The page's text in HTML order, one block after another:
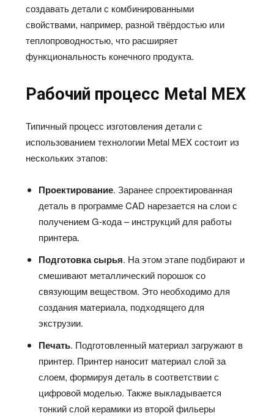
создавать детали с комбинированными
свойствами, например, разной твёрдостью или
теплопроводностью, что расширяет
функциональность конечного продукта.
Рабочий процесс Metal MEX
Типичный процесс изготовления детали с
использованием технологии Metal MEX состоит из
нескольких этапов:
Проектирование. Заранее спроектированная
деталь в программе CAD нарезается на слои с
получением G-кода – инструкций для работы
принтера.
Подготовка сырья. На этом этапе подбирают и
смешивают металлический порошок со
связующим веществом. Это необходимо для
создания материала, подходящего для
экструзии.
Печать. Подготовленный материал загружают в
принтер. Принтер наносит материал слой за
слоем, формируя деталь в соответствии с
цифровой моделью. Также выкладывается
тонкий слой керамики из второй фильеры